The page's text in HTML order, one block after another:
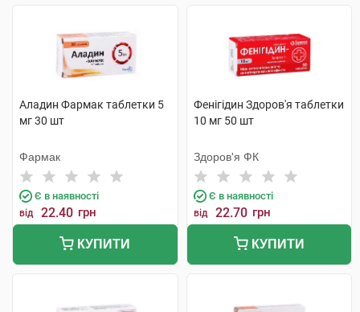
Аладин Фармак таблетки 5
мг 30 шт
Фармак
Є в наявності
від 22.40 грн
КУПИТИ
Фенігідин Здоров'я таблетки
10 мг 50 шт
Здоров'я ФК
Є в наявності
від 22.70 грн
КУПИТИ